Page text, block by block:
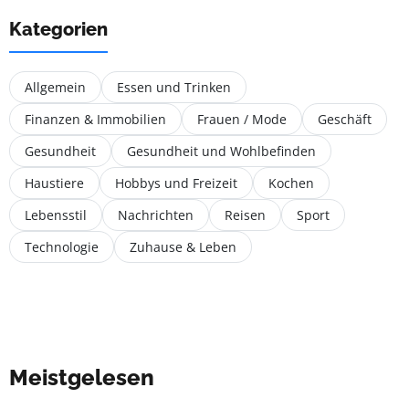
Kategorien
Allgemein
Essen und Trinken
Finanzen & Immobilien
Frauen / Mode
Geschäft
Gesundheit
Gesundheit und Wohlbefinden
Haustiere
Hobbys und Freizeit
Kochen
Lebensstil
Nachrichten Reisen
Sport
Technologie
Zuhause & Leben
Meistgelesen